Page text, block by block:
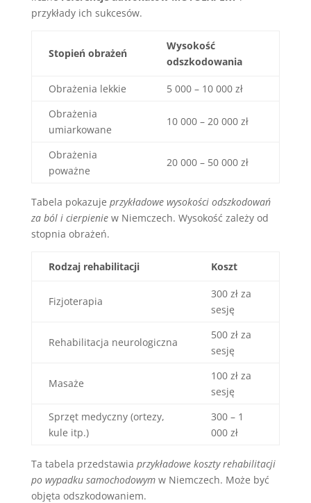
przykłady ich sukcesów.
Stopień obrażeń
Wysokość
odszkodowania
Obrażenia lekkie
5 000 – 10 000 zł
Obrażenia
umiarkowane
10 000 – 20 000 zł
Obrażenia
poważne
20 000 – 50 000 zł
Tabela pokazuje przykładowe wysokości odszkodowań
za ból i cierpieniew Niemczech. Wysokość zależy od
stopnia obrażeń.
Rodzaj rehabilitacji Koszt
Fizjoterapia
300 zł za
sesję
Rehabilitacja neurologiczna
500 zł za
sesję
Masaże
100 zł za
sesję
Sprzęt medyczny (ortezy,
kule itp.)
300 – 1
000 zł
Ta tabela przedstawia przykładowe koszty rehabilitacji
po wypadku samochodowymw Niemczech. Może być
objęta odszkodowaniem.